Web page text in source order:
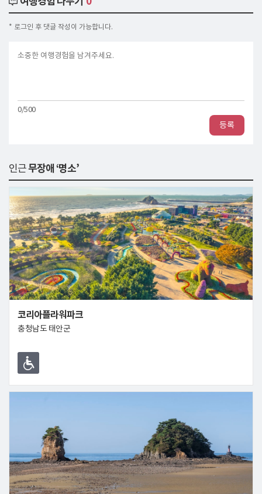
* 로그인 후 댓글 작성이 가능합니다.
0/500
등록
인근무장애 ‘명소’
코리아플라워파크
충청남도 태안군